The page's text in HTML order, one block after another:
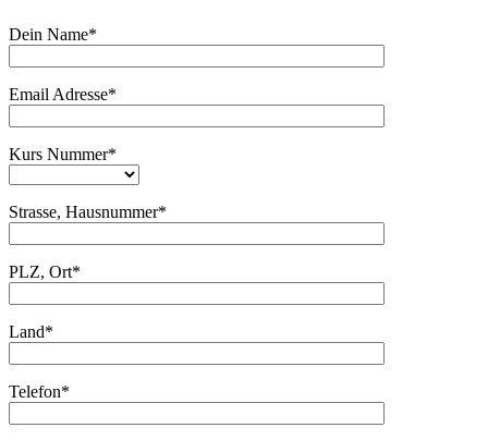
Dein Name*
Email Adresse*
Kurs Nummer*
Strasse, Hausnummer*
PLZ, Ort*
Land*
Telefon*